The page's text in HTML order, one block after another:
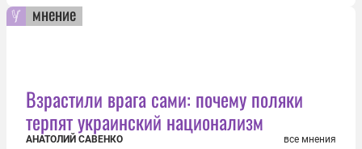
мнение
Взрастили врага сами: почему поляки
терпят украинский национализм
АНАТОЛИЙ САВЕНКО все мнения